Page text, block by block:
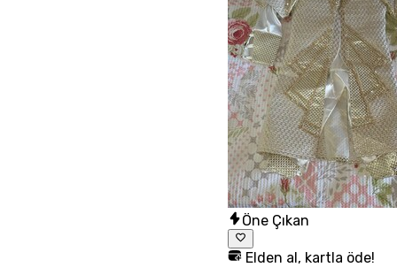
Öne Çıkan
Elden al, kartla öde!